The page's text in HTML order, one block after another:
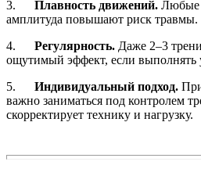
3. Плавность движений. Любые
амплитуда повышают риск травмы.
4. Регулярность. Даже 2–3
ощутимый эффект, если выполнять
5. Индивидуальный подход.
важно заниматься под контролем
скорректирует технику и нагрузку.